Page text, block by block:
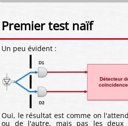
Premier test naïf
Un peu évident :
Oui, le résultat est comme on
ou de l'autre, mais pas les